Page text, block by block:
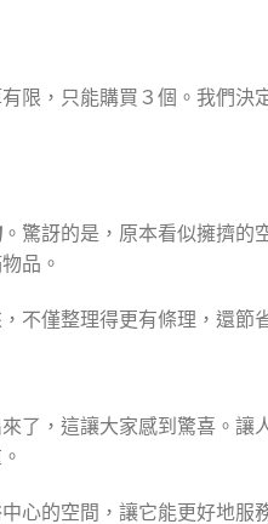
限，只能購買３個。我們決
。驚訝的是，原本看似擁擠的
品。
不僅整理得更有條理，還節
了，這讓大家感到驚喜。讓
心的空間，讓它能更好地服